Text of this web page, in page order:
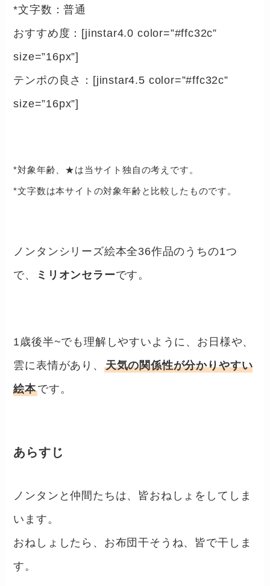
*文字数：普通
おすすめ度：[jinstar4.0 color=”#ffc32c”
size=”16px”]
テンポの良さ：[jinstar4.5 color=”#ffc32c”
size=”16px”]
*対象年齢、★は当サイト独自の考えです。
*文字数は本サイトの対象年齢と比較したものです。
ノンタンシリーズ絵本全36作品のうちの1つ
で、
ミリオンセラーです。
1歳後半~でも理解しやすいように、お日様や、
雲に表情があり、 天気の関係性が分かりやすい
絵本です。
あらすじ
ノンタンと仲間たちは、皆おねしょをしてしま
います。
おねしょしたら、お布団干そうね、皆で干しま
す。